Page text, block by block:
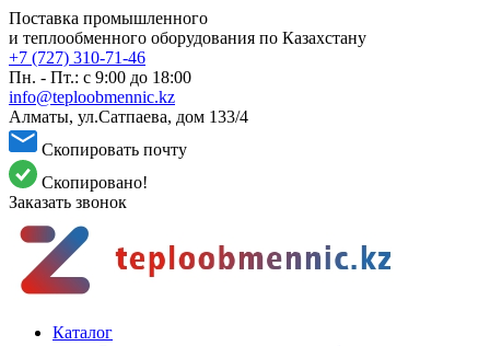
Поставка промышленного
и теплообменного оборудования по Казахстану
+7 (727) 310-71-46
Пн. - Пт.: с 9:00 до 18:00
info@teploobmennic.kz
Алматы, ул.Сатпаева, дом 133/4
Скопировать почту
Скопировано!
Заказать звонок
Каталог